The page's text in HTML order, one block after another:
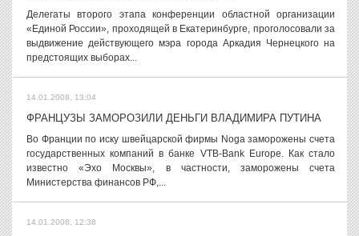
Делегаты второго этапа конференции областной организации
«Единой России», проходящей в Екатеринбурге, проголосовали за
выдвижение действующего мэра города Аркадия Чернецкого на
предстоящих выборах...
14.01.2008, 13:04
ФРАНЦУЗЫ ЗАМОРОЗИЛИ ДЕНЬГИ ВЛАДИМИРА ПУТИНА
Во Франции по иску швейцарской фирмы Noga заморожены счета
государственных компаний в банке VTB-Bank Europe. Как стало
известно «Эхо Москвы», в частности, заморожены счета
Министерства финансов РФ,...
14.01.2008, 12:38